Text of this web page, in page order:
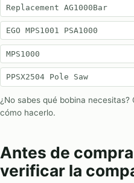
Replacement AG1000Bar
EGO MPS1001 PSA1000
MPS1000
PPSX2504 Pole Saw
¿No sabes qué bobina necesitas?
cómo hacerlo.
Antes de
verificar la